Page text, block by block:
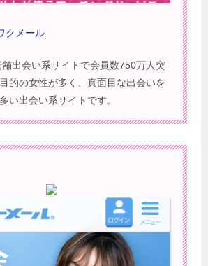
クメール
出会い系サイトで会員数750万人突
的の女性が多く、真面目な出会いを
い出会い系サイトです。